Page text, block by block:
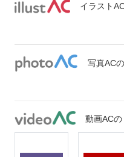
イラスト
写真AC
動画AC